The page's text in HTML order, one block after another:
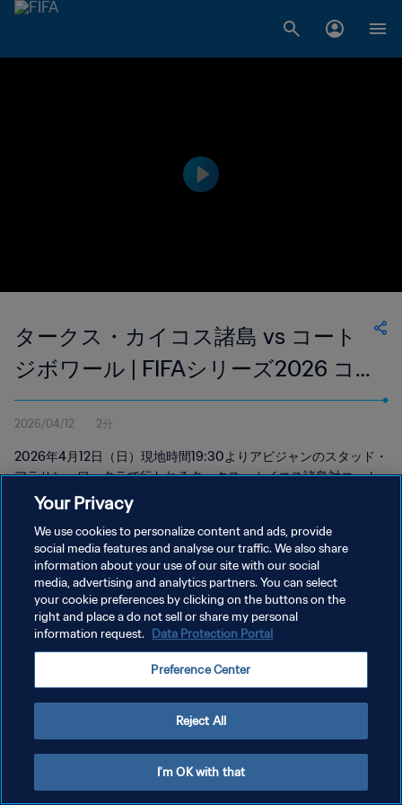
タークス・カイコス諸島 vs コート
ジボワール | FIFAシリーズ2026 コ
ートジボワール | ハイライト
2026/04/12 2分
2026年4月12日（日）現地時間19:30よりアビジャンのスタッド・
アラサン・ワッタラで行われるタークス・カイコス諸島対コート
ジボワール戦のハイライトを視聴。
プライバシーポリシー
サービス利用規約
クッキー設定の管理
Copyright © 1994 - 2026 FIFA. All rights reserved.
Your Privacy
We use cookies to personalize content and ads, provide
social media features and analyse our traffic. We also share
information about your use of our site with our social
media, advertising and analytics partners. You can select
your cookie preferences by clicking on the buttons on the
right and place a do not sell or share my personal
information request. Data Protection Portal
Preference Center
Reject All
I'm OK with that